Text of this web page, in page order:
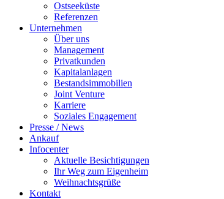
Ostseeküste
Referenzen
Unternehmen
Über uns
Management
Privatkunden
Kapitalanlagen
Bestandsimmobilien
Joint Venture
Karriere
Soziales Engagement
Presse / News
Ankauf
Infocenter
Aktuelle Besichtigungen
Ihr Weg zum Eigenheim
Weihnachtsgrüße
Kontakt